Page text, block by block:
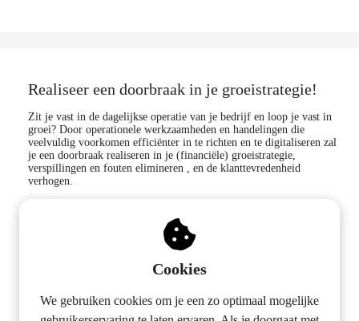
Realiseer een doorbraak in je groeistrategie!
Zit je vast in de dagelijkse operatie van je bedrijf en loop je vast in
groei? Door operationele werkzaamheden en handelingen die
veelvuldig voorkomen efficiënter in te richten en te digitaliseren zal
je een doorbraak realiseren in je (financiële) groeistrategie,
verspillingen en fouten elimineren , en de klanttevredenheid
verhogen.
Cookies
We gebruiken cookies om je een zo optimaal mogelijke